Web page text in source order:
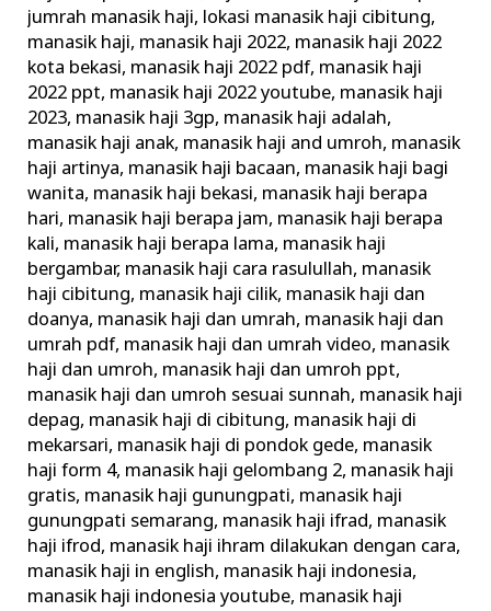
jumrah manasik haji, lokasi manasik haji cibitung,
manasik haji, manasik haji 2022, manasik haji 2022
kota bekasi, manasik haji 2022 pdf, manasik haji
2022 ppt, manasik haji 2022 youtube, manasik haji
2023, manasik haji 3gp, manasik haji adalah,
manasik haji anak, manasik haji and umroh, manasik
haji artinya, manasik haji bacaan, manasik haji bagi
wanita, manasik haji bekasi, manasik haji berapa
hari, manasik haji berapa jam, manasik haji berapa
kali, manasik haji berapa lama, manasik haji
bergambar, manasik haji cara rasulullah, manasik
haji cibitung, manasik haji cilik, manasik haji dan
doanya, manasik haji dan umrah, manasik haji dan
umrah pdf, manasik haji dan umrah video, manasik
haji dan umroh, manasik haji dan umroh ppt,
manasik haji dan umroh sesuai sunnah, manasik haji
depag, manasik haji di cibitung, manasik haji di
mekarsari, manasik haji di pondok gede, manasik
haji form 4, manasik haji gelombang 2, manasik haji
gratis, manasik haji gunungpati, manasik haji
gunungpati semarang, manasik haji ifrad, manasik
haji ifrod, manasik haji ihram dilakukan dengan cara,
manasik haji in english, manasik haji indonesia,
manasik haji indonesia youtube, manasik haji